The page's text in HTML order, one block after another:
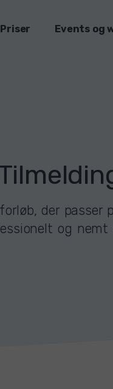
Priser Events og
der
og